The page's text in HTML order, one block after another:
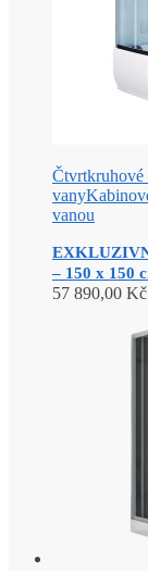
Čtvrtkruhové
vany
vanou
– 150 x 150
57 890,00 Kč